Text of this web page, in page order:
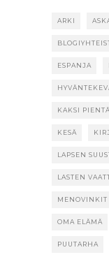
ARKI
ESPANJA
KAKSI
KESÄ
LAPSEN
LASTEN
MENOVINKIT
OMA ELÄMÄ
PUUTARHA